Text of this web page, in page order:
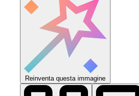
Reinventa questa immagine